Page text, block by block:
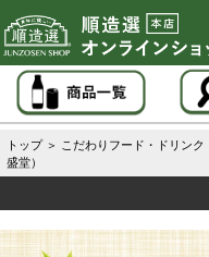
トップ ＞ こだわりフード・ドリンク
盛堂）